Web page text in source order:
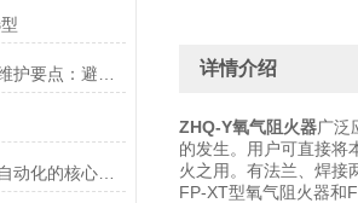
常开高压电磁阀：工业自动化的核心元件
详情介绍
ZHQ-Y氧气阻火器广泛
的发生。用户可直接将
火之用。有法兰、焊接
FP-XT型氧气阻火器和